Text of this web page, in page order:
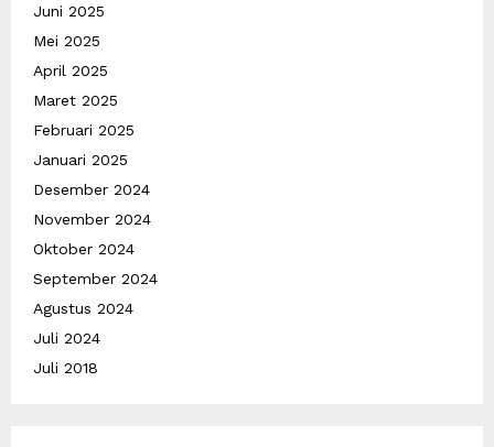
Juni 2025
Mei 2025
April 2025
Maret 2025
Februari 2025
Januari 2025
Desember 2024
November 2024
Oktober 2024
September 2024
Agustus 2024
Juli 2024
Juli 2018